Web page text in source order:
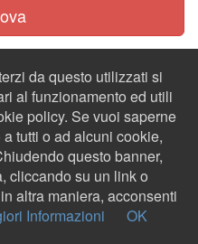
da questo utilizzati si
al funzionamento ed utili
policy. Se vuoi saperne
tutti o ad alcuni cookie,
questo banner,
cliccando su un link o
altra maniera, acconsenti
Informazioni OK